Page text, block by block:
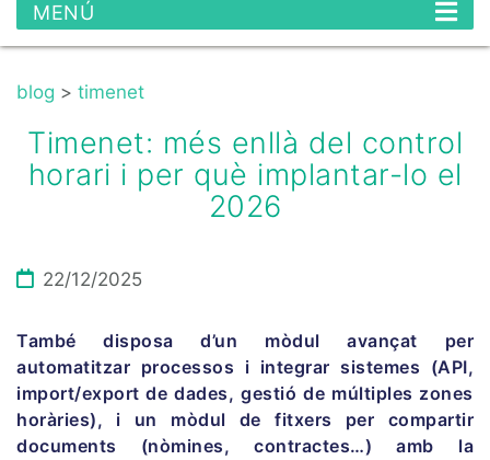
MENÚ
blog > timenet
Timenet: més enllà del control
horari i per què implantar-lo el
2026
22/12/2025
També disposa d’un mòdul avançat per
automatitzar processos i integrar sistemes (API,
import/export de dades, gestió de múltiples zones
horàries), i un mòdul de fitxers per compartir
documents (nòmines, contractes…) amb la